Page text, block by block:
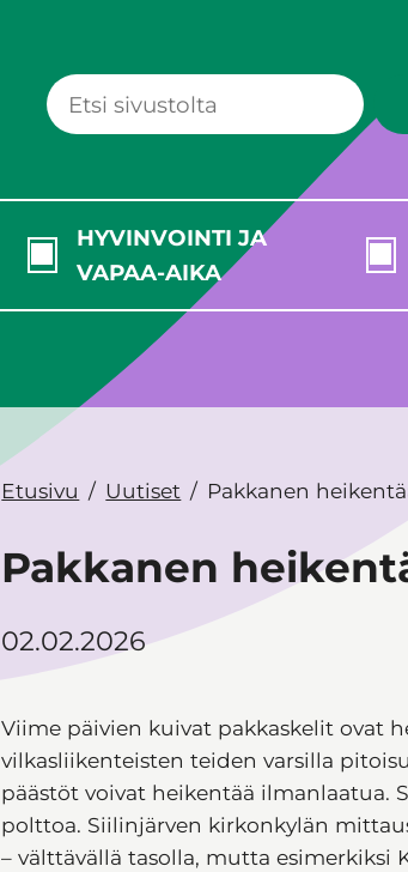
HYVINVOINTI JA
VAPAA-AIKA
Etusivu Uutiset Pakkanen
Pakkanen
02.02.2026
Viime päivien kuivat pakkaskelit ovat
vilkasliikenteisten teiden varsilla
päästöt voivat heikentää ilmanlaatua.
polttoa. Siilinjärven kirkonkylän
– välttävällä tasolla, mutta esimerkiksi